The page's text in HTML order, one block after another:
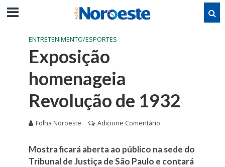
ENTRETENIMENTO/ESPORTES
Exposição
homenageia
Revolução de 1932
Folha Noroeste Adicione Comentário
Mostra ficará aberta ao público na sede do
Tribunal de Justiça de São Paulo e contará